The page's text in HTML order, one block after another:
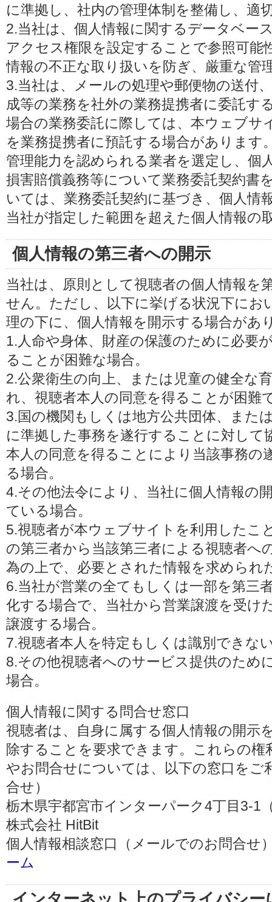
に準拠し、社内の管理体制を整備し、適
2.当社は、個人情報に関するデータベー
アクセス権限を設定することで参照可能
情報の不正な取り扱いを防ぎ、厳重な管
3.当社は、メールの処理や郵便物の送付
成等の業務を社外の業務提携者に委託す
場合の業務委託に際しては、本ウェブサ
を業務提携者に預託する場合があります
管理能力を認められる業者を選定し、個
損害賠償義務等について業務委託契約書
いては、業務委託契約に基づき、個人情
当社が指定した範囲を超えた個人情報の
個人情報の第三者への開示
当社は、原則として視聴者の個人情報を
せん。ただし、以下に挙げる状況下にお
理の下に、個人情報を開示する場合があ
1.人命や身体、財産の保護のために必要
ることが困難な場合。
2.公衆衛生の向上、または児童の健全な
れ、視聴者本人の同意を得ることが困難
3.国の機関もしくは地方公共団体、また
に準拠した事務を遂行することに対して
本人の同意を得ることにより当該事務の
る場合。
4.その他法令により、当社に個人情報の
ている場合。
5.視聴者が本ウェブサイトを利用したこ
の第三者から当該第三者による視聴者へ
為の上で、必要とされた情報を求められ
6.当社が営業の全てもしくは一部を第三
化する場合で、当社から営業譲渡を受け
譲渡する場合。
7.視聴者本人を特定もしくは識別できな
8.その他視聴者へのサービス提供のため
場合。
個人情報に関する問合せ窓口
視聴者は、自身に属する個人情報の開示
除することを要求できます。これらの権
やお問合せについては、以下の窓口をご
合せ）
栃木県宇都宮市インターパーク4丁目3-1
株式会社 HitBit
個人情報相談窓口（メールでのお問合せ
ーム